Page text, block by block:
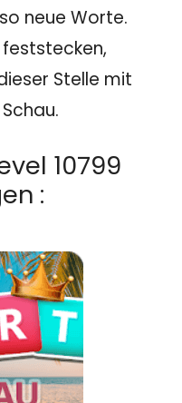
neue Worte.
Stelle mit
10799
: